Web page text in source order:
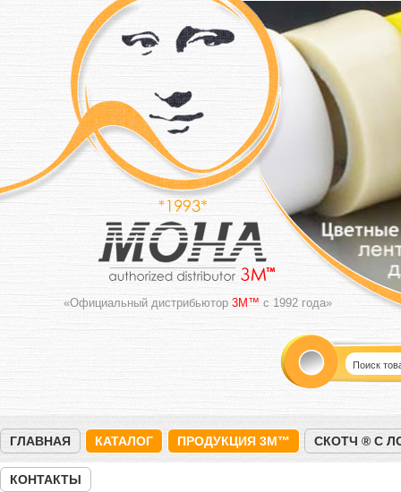
«Официальный дистрибьютор 3M™ с 1992 года»
ГЛАВНАЯ КАТАЛОГ ПРОДУКЦИЯ 3M™ СКОТЧ ® С
КОНТАКТЫ